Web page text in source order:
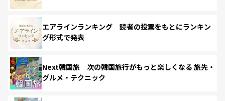
エアラインランキング 読者の投票をもとにランキン
グ形式で発表
Next韓国旅 次の韓国旅行がもっと楽しくなる 旅先・
グルメ・テクニック